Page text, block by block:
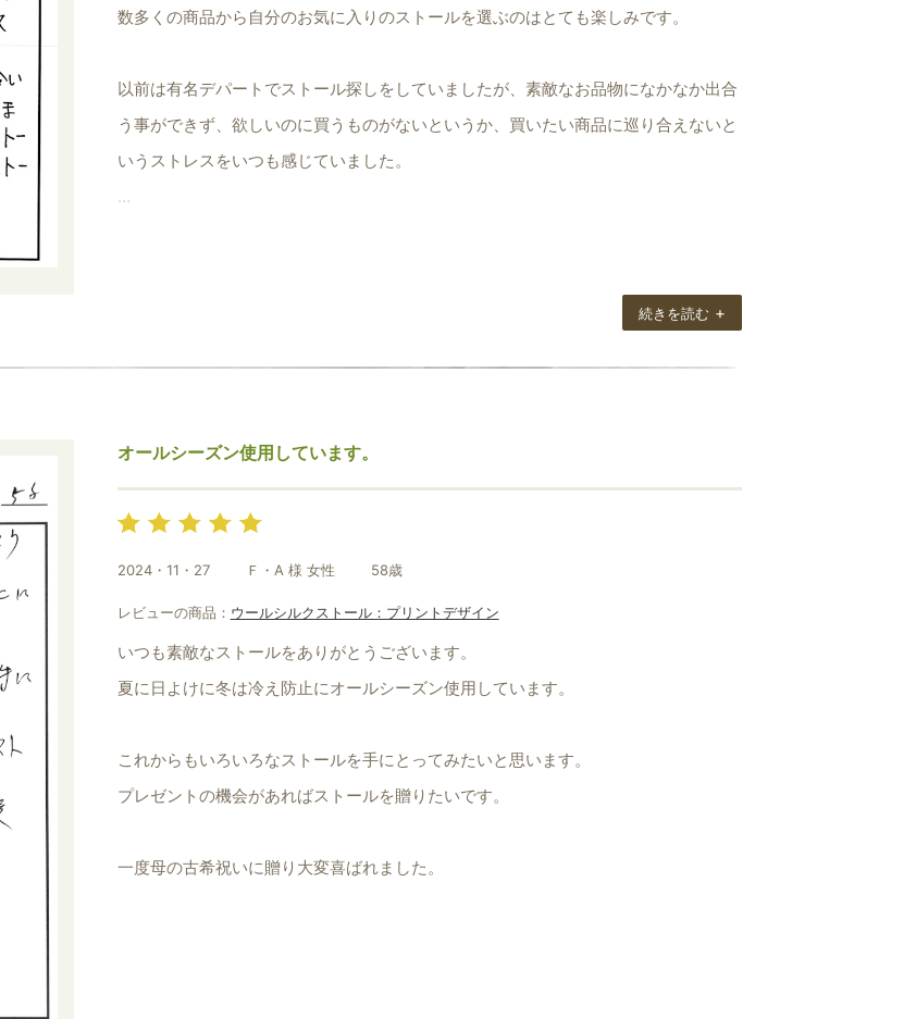
数多くの商品から自分のお気に入りのストールを選ぶのはとても楽しみです。
以前は有名デパートでストール探しをしていましたが、素敵なお品物になかなか出合
う事ができず、欲しいのに買うものがないというか、買いたい商品に巡り合えないと
いうストレスをいつも感じていました。
続きを読む +
オールシーズン使用しています。
2024・11・27 Ｆ・A 様 女性 58歳
レビューの商品： ウールシルクストール：プリントデザイン
いつも素敵なストールをありがとうございます。
夏に日よけに冬は冷え防止にオールシーズン使用しています。
これからもいろいろなストールを手にとってみたいと思います。
プレゼントの機会があればストールを贈りたいです。
一度母の古希祝いに贈り大変喜ばれました。